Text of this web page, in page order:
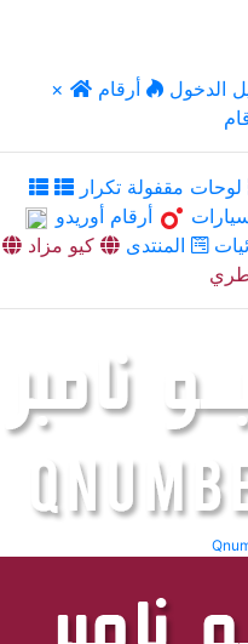
× الدخول
أرقام
لوحات مقفولة تكرار
أرقام أوريدو
المنتدى
كيو مزاد